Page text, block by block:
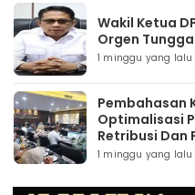
Wakil Ketua
Orgen
1 minggu yang lalu
Pembahasan
Optimalisasi
Retribusi Dan
1 minggu yang lalu